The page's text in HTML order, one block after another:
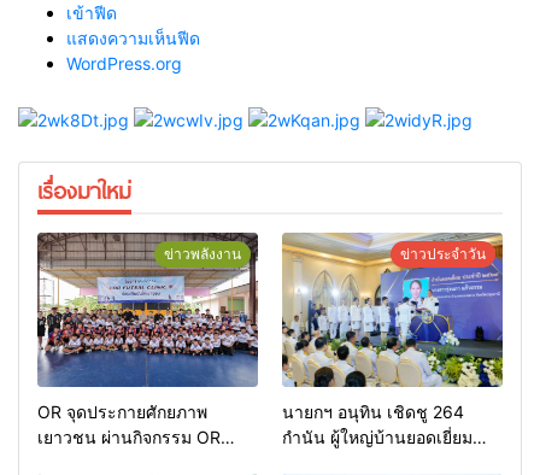
เข้าฟีด
แสดงความเห็นฟีด
WordPress.org
เรื่องมาใหม่
ข่าวพลังงาน
OR จุดประกายศักยภาพ
เยาวชน ผ่านกิจกรรม OR
ข่าวประจำวัน
นายกฯ อนุทิน เชิดชู 264
กำนัน ผู้ใหญ่บ้านยอดเยี่ยม